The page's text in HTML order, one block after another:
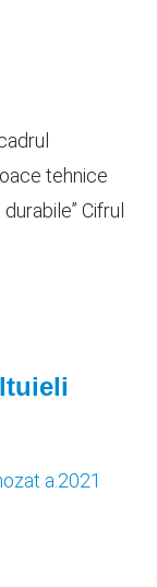
tehnice
Cifrul